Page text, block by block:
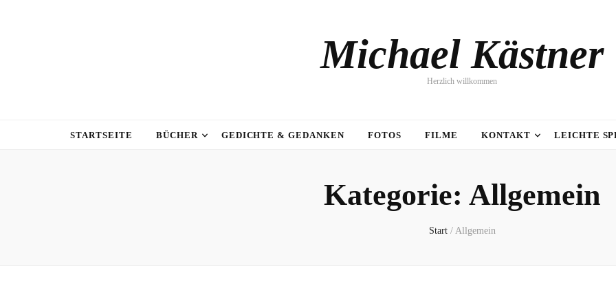
Michael Kästner
Herzlich willkommen
STARTSEITE BÜCHER GEDICHTE & GEDANKEN FOTOS FILME KONTAKT LEICHTE
Kategorie: Allgemein
Start / Allgemein